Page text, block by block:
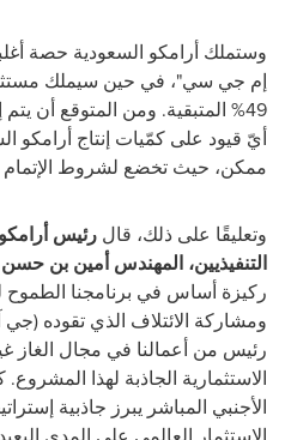
إم جي سي"، في حين سيملك
49% المتبقية. ومن المتوقع أن
أيّ قيود على كمّيات إنتاج
ممكن، حيث تخضع لشروط الإتمام
وتعليقًا على ذلك، قال رئيس أرامكو
التنفيذيين، المهندس أمين بن حسن
ركيزة أساس في برنامجنا الطموح
ومشاركة الائتلاف الذي تقوده
رئيس من أعمالنا في مجال الغاز
الاستثمارية الجاذبة لهذا
الأجنبي المباشر يبرز جاذبية